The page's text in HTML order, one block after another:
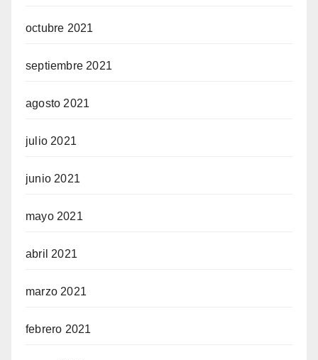
octubre 2021
septiembre 2021
agosto 2021
julio 2021
junio 2021
mayo 2021
abril 2021
marzo 2021
febrero 2021